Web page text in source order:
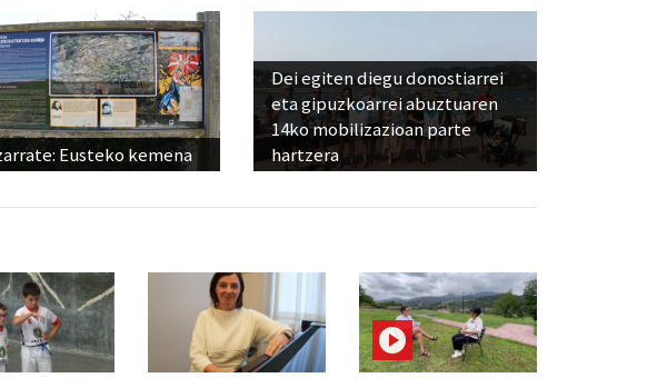
Eusteko kemena
Dei egiten diegu donostiarrei
eta gipuzkoarrei abuztuaren
14ko mobilizazioan parte
hartzera